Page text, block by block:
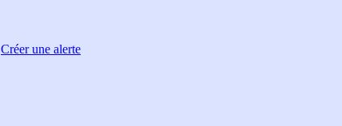
Créer une alerte